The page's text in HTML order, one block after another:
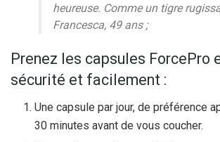
heureuse. Comme un tigre
Francesca, 49 ans ;
Prenez les capsules ForcePro
sécurité et facilement :
Une capsule par jour, de préférence
30 minutes avant de vous coucher.